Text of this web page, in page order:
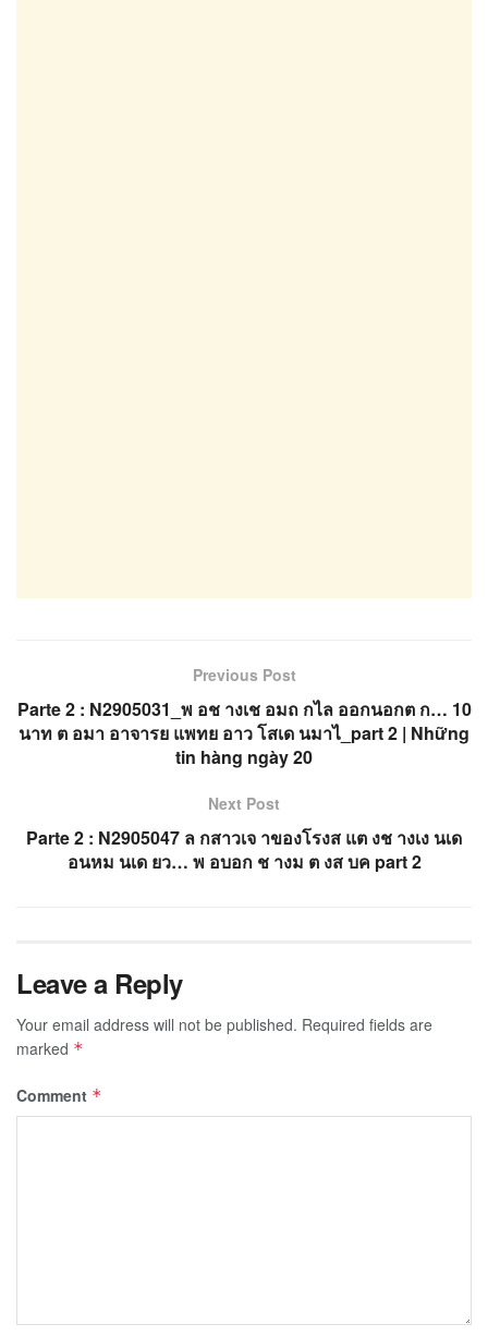
Previous Post
Parte 2 : N2905031_พ อช างเช อมถ กไล ออกนอกต ก… 10
นาท ต อมา อาจารย แพทย อาว โสเด นมาไ_part 2 | Những
tin hàng ngày 20
Next Post
Parte 2 : N2905047 ล กสาวเจ าของโรงส แต งช างเง นเด
อนหม นเด ยว… พ อบอก ช างม ต งส บค part 2
Leave a Reply
Your email address will not be published. Required fields are
marked *
Comment *